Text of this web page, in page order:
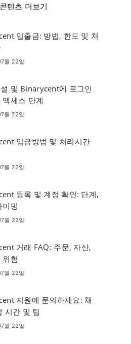
텐츠 더보기
입출금: 방법, 한도 및 처
월 22일
및 Binarycent에 로그인
세스 단계
월 22일
입금방법 및 처리시간
월 22일
등록 및 계정 확인: 단계,
이밍
월 22일
거래 FAQ: 주문, 자산,
위험
월 22일
지원에 문의하세요: 채
시간 및 팁
월 22일